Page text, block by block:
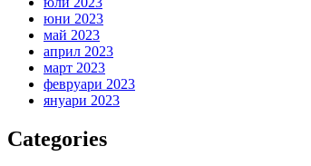
юни 2023
май 2023
април 2023
март 2023
февруари 2023
януари 2023
Categories